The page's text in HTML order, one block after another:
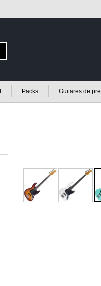
Packs Guitares de